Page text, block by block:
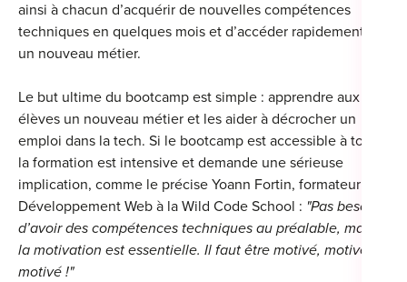
ainsi à chacun d’acquérir de nouvelles compétences
techniques en quelques mois et d’accéder rapidement à
un nouveau métier.
Le but ultime du bootcamp est simple : apprendre aux
élèves un nouveau métier et les aider à décrocher un
emploi dans la tech. Si le bootcamp est accessible à tous,
la formation est intensive et demande une sérieuse
implication, comme le précise Yoann Fortin, formateur en
Développement Web à la Wild Code School : "Pas besoin
d’avoir des compétences techniques au préalable, mais
la motivation est essentielle. Il faut être motivé, motivé,
motivé !"